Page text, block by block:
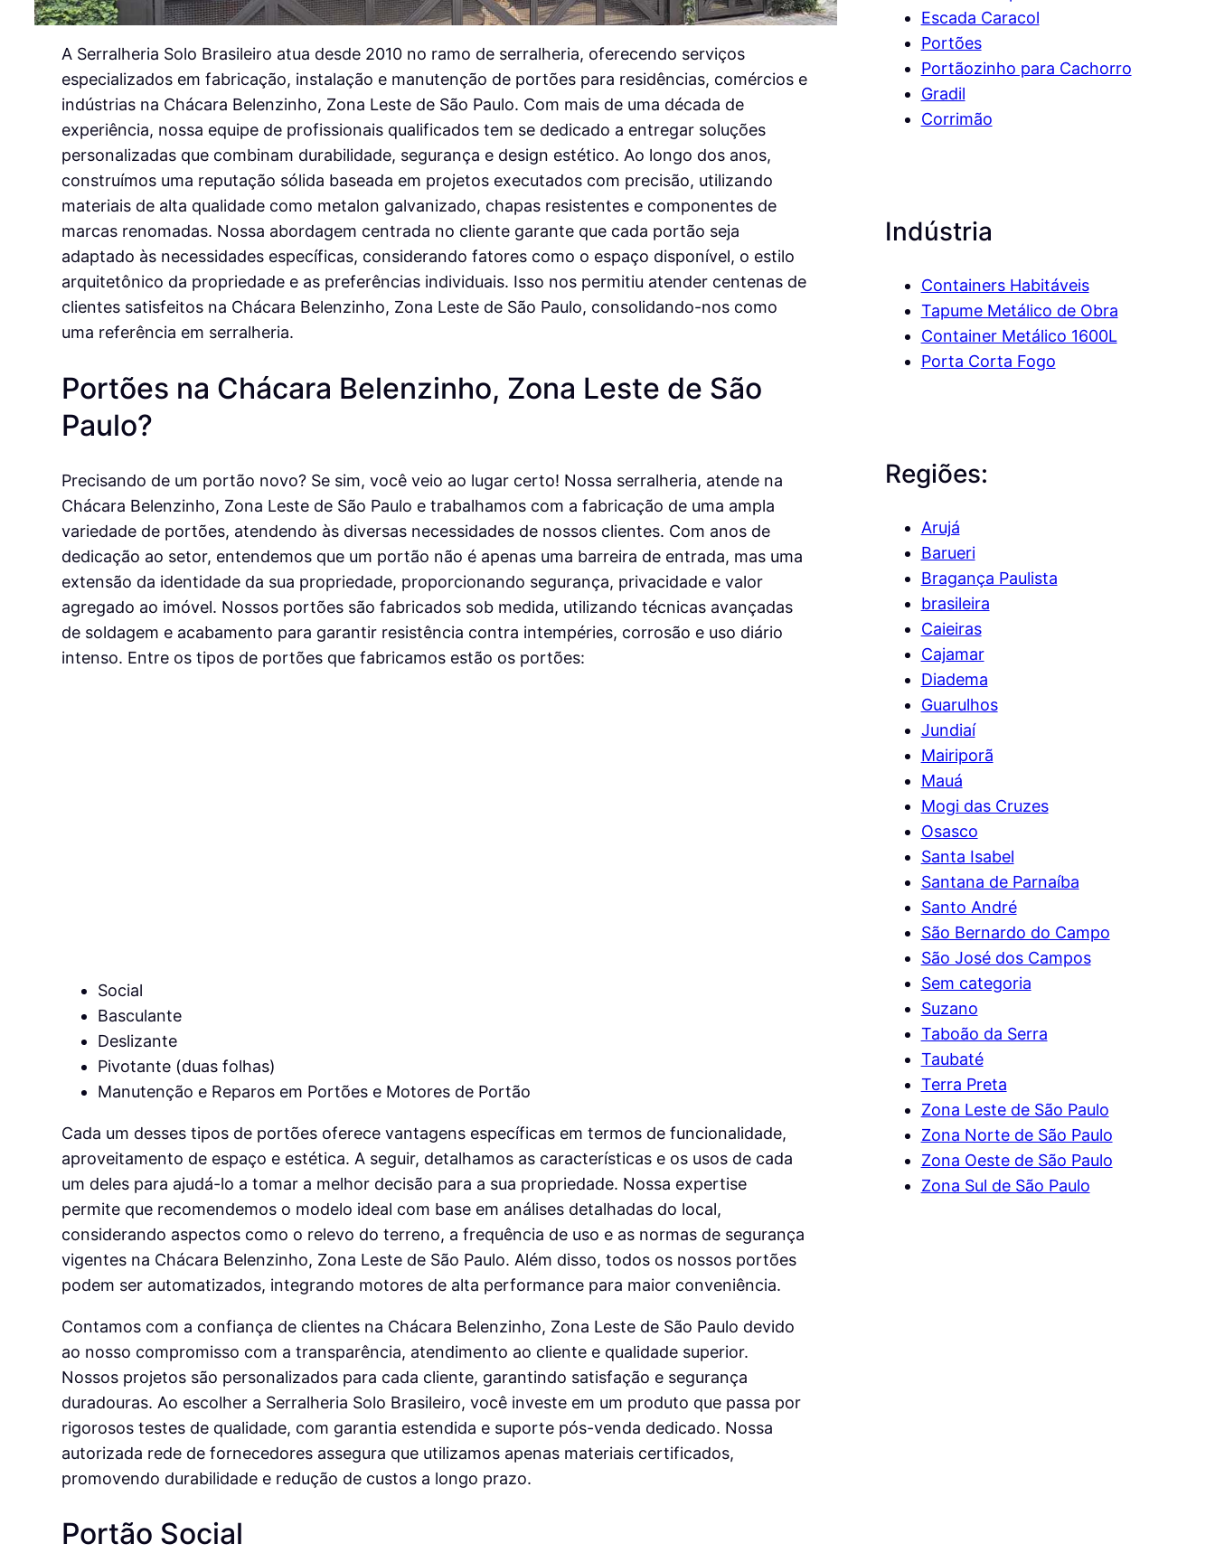
A Serralheria Solo Brasileiro atua desde 2010 no ramo de serralheria, oferecendo serviços
especializados em fabricação, instalação e manutenção de portões para residências, comércios e
indústrias na Chácara Belenzinho, Zona Leste de São Paulo. Com mais de uma década de
experiência, nossa equipe de profissionais qualificados tem se dedicado a entregar soluções
personalizadas que combinam durabilidade, segurança e design estético. Ao longo dos anos,
construímos uma reputação sólida baseada em projetos executados com precisão, utilizando
materiais de alta qualidade como metalon galvanizado, chapas resistentes e componentes de
marcas renomadas. Nossa abordagem centrada no cliente garante que cada portão seja
adaptado às necessidades específicas, considerando fatores como o espaço disponível, o estilo
arquitetônico da propriedade e as preferências individuais. Isso nos permitiu atender centenas de
clientes satisfeitos na Chácara Belenzinho, Zona Leste de São Paulo, consolidando-nos como
uma referência em serralheria.
Portões na Chácara Belenzinho, Zona Leste de São
Paulo?
Precisando de um portão novo? Se sim, você veio ao lugar certo! Nossa serralheria, atende na
Chácara Belenzinho, Zona Leste de São Paulo e trabalhamos com a fabricação de uma ampla
variedade de portões, atendendo às diversas necessidades de nossos clientes. Com anos de
dedicação ao setor, entendemos que um portão não é apenas uma barreira de entrada, mas uma
extensão da identidade da sua propriedade, proporcionando segurança, privacidade e valor
agregado ao imóvel. Nossos portões são fabricados sob medida, utilizando técnicas avançadas
de soldagem e acabamento para garantir resistência contra intempéries, corrosão e uso diário
intenso. Entre os tipos de portões que fabricamos estão os portões:
Social
Basculante
Deslizante
Pivotante (duas folhas)
Manutenção e Reparos em Portões e Motores de Portão
Cada um desses tipos de portões oferece vantagens específicas em termos de funcionalidade,
aproveitamento de espaço e estética. A seguir, detalhamos as características e os usos de cada
um deles para ajudá-lo a tomar a melhor decisão para a sua propriedade. Nossa expertise
permite que recomendemos o modelo ideal com base em análises detalhadas do local,
considerando aspectos como o relevo do terreno, a frequência de uso e as normas de segurança
vigentes na Chácara Belenzinho, Zona Leste de São Paulo. Além disso, todos os nossos portões
podem ser automatizados, integrando motores de alta performance para maior conveniência.
Contamos com a confiança de clientes na Chácara Belenzinho, Zona Leste de São Paulo devido
ao nosso compromisso com a transparência, atendimento ao cliente e qualidade superior.
Nossos projetos são personalizados para cada cliente, garantindo satisfação e segurança
duradouras. Ao escolher a Serralheria Solo Brasileiro, você investe em um produto que passa por
rigorosos testes de qualidade, com garantia estendida e suporte pós-venda dedicado. Nossa
autorizada rede de fornecedores assegura que utilizamos apenas materiais certificados,
promovendo durabilidade e redução de custos a longo prazo.
Portão Social
Escada Caracol
Portões
Portãozinho para Cachorro
Gradil
Corrimão
Indústria
Containers Habitáveis
Tapume Metálico de Obra
Container Metálico 1600L
Porta Corta Fogo
Regiões:
Arujá
Barueri
Bragança Paulista
brasileira
Caieiras
Cajamar
Diadema
Guarulhos
Jundiaí
Mairiporã
Mauá
Mogi das Cruzes
Osasco
Santa Isabel
Santana de Parnaíba
Santo André
São Bernardo do Campo
São José dos Campos
Sem categoria
Suzano
Taboão da Serra
Taubaté
Terra Preta
Zona Leste de São Paulo
Zona Norte de São Paulo
Zona Oeste de São Paulo
Zona Sul de São Paulo